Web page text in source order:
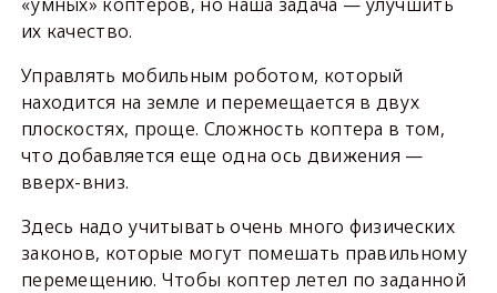
их качество.
Управлять мобильным роботом, который
находится на земле и перемещается в двух
плоскостях, проще. Сложность коптера в том,
что добавляется еще одна ось движения —
вверх-вниз.
Здесь надо учитывать очень много физических
законов, которые могут помешать правильному
перемещению. Чтобы коптер летел по заданной